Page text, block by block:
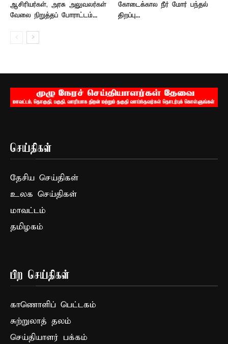
ஆசிரியர்கள், அரசு அலுவலர்கள்
வேலை நிறுத்தப் போராட்டம்...
கோடைக்கால நீர் மோர் பந்தல்
திறப்பு...
செய்திகள்
தேசிய செய்திகள்
உலக செய்திகள்
மாவட்டம்
தமிழகம்
பிற செய்திகள்
காணொளிப் பெட்டகம்
சுற்றுலாத் தலம்
செய்தியாளர் பக்கம்